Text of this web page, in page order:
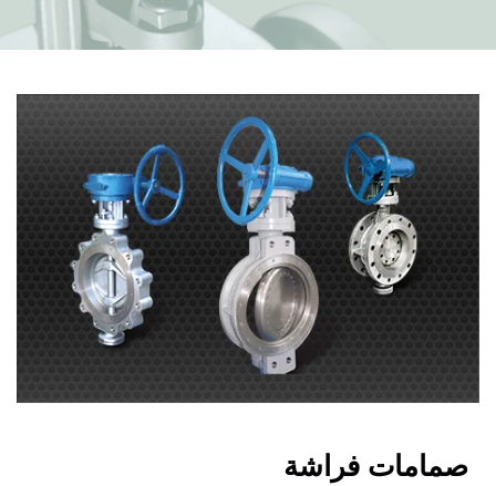
صمامات فراشة